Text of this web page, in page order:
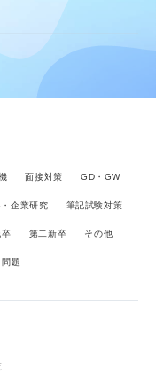
面接対策 GD・GW
企業研究 筆記試験対策
卒 第二新卒 その他
題